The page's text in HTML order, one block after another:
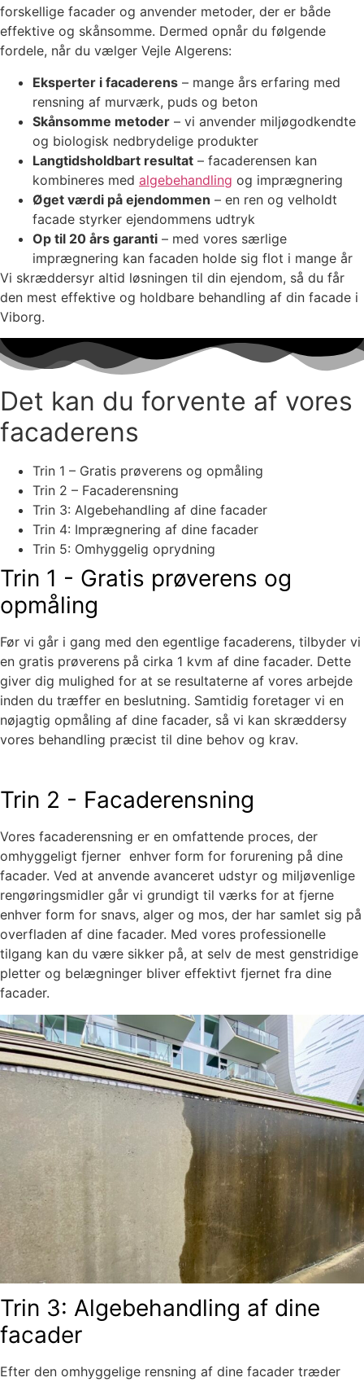
forskellige facader og anvender metoder, der er både
effektive og skånsomme. Dermed opnår du følgende
fordele, når du vælger Vejle Algerens:
Eksperter i facaderens – mange års erfaring med
rensning af murværk, puds og beton
Skånsomme metoder – vi anvender miljøgodkendte
og biologisk nedbrydelige produkter
Langtidsholdbart resultat – facaderensen kan
kombineres med algebehandling og imprægnering
Øget værdi på ejendommen – en ren og velholdt
facade styrker ejendommens udtryk
Op til 20 års garanti – med vores særlige
imprægnering kan facaden holde sig flot i mange år
Vi skræddersyr altid løsningen til din ejendom, så du får
den mest effektive og holdbare behandling af din facade i
Viborg.
Det kan du forvente af vores
facaderens
Trin 1 – Gratis prøverens og opmåling
Trin 2 – Facaderensning
Trin 3: Algebehandling af dine facader
Trin 4: Imprægnering af dine facader
Trin 5: Omhyggelig oprydning
Trin 1 - Gratis prøverens og
opmåling
Før vi går i gang med den egentlige facaderens, tilbyder vi
en gratis prøverens på cirka 1 kvm af dine facader. Dette
giver dig mulighed for at se resultaterne af vores arbejde
inden du træffer en beslutning. Samtidig foretager vi en
nøjagtig opmåling af dine facader, så vi kan skræddersy
vores behandling præcist til dine behov og krav.
Trin 2 - Facaderensning
Vores facaderensning er en omfattende proces, der
omhyggeligt fjerner enhver form for forurening på dine
facader. Ved at anvende avanceret udstyr og miljøvenlige
rengøringsmidler går vi grundigt til værks for at fjerne
enhver form for snavs, alger og mos, der har samlet sig på
overfladen af dine facader. Med vores professionelle
tilgang kan du være sikker på, at selv de mest genstridige
pletter og belægninger bliver effektivt fjernet fra dine
facader.
Trin 3: Algebehandling af dine
facader
Efter den omhyggelige rensning af dine facader træder